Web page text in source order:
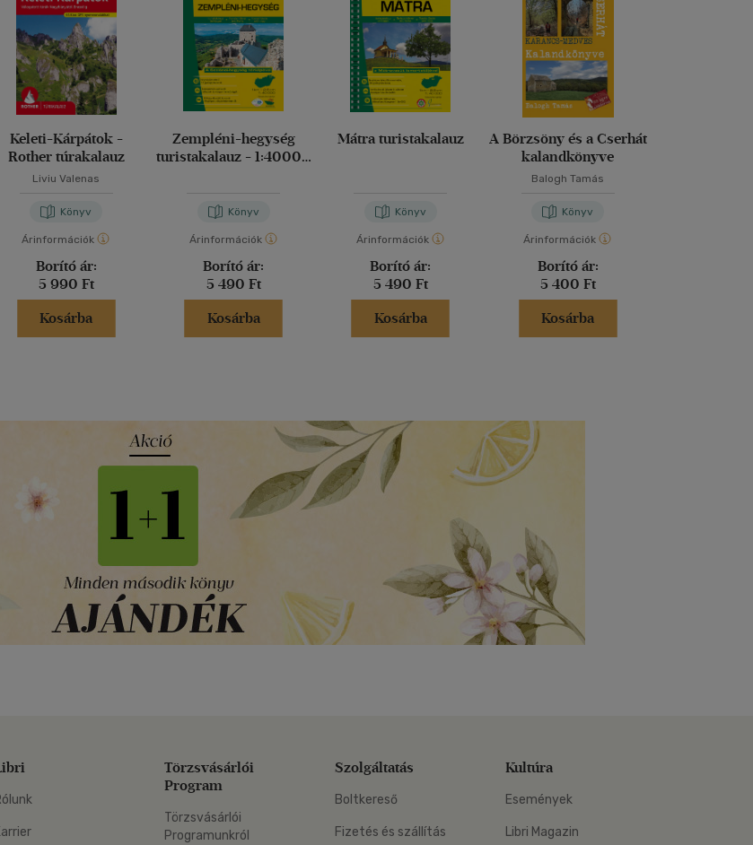
Keleti-Kárpátok -
Rother túrakalauz
Liviu Valenas
Könyv
Árinformációk
Borító ár:
5 990 Ft
Kosárba
Zempléni-hegység
turistakalauz - 1:40000
Könyv
Árinformációk
Borító ár:
5 490 Ft
Kosárba
Mátra turistakalauz
Könyv
Árinformációk
Borító ár:
5 490 Ft
Kosárba
A Börzsöny és a Cserhát
kalandkönyve
Balogh Tamás
Könyv
Árinformációk
Borító ár:
5 400 Ft
Kosárba
Törzsvásárlói
Program
Törzsvásárlói
Programunkról
Szolgáltatás
Boltkereső
Fizetés és szállítás
Kultúra
Események
Libri Magazin